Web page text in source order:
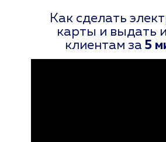
Как сделать
карты и выдать
клиентам за 5